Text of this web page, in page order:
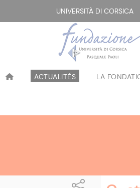
UNIVERSITÀ DI CORSICA
ACTUALITÉS LA